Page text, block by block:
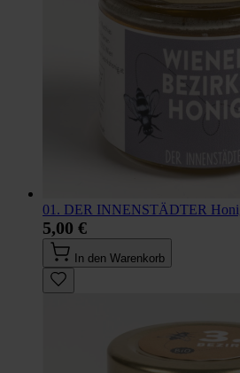
01. DER INNENSTÄDTER
5,00 €
In den Warenkorb